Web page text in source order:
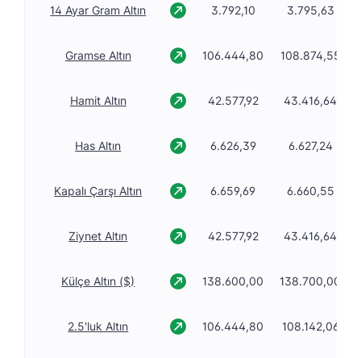
14 Ayar Gram Altın 3.792,10 3.795,63
Gramse Altın 106.444,80 108.874,55
Hamit Altın 42.577,92 43.416,64
Has Altın 6.626,39 6.627,24
Kapalı Çarşı Altın 6.659,69 6.660,55
Ziynet Altın 42.577,92 43.416,64
Külçe Altın ($) 138.600,00 138.700,00
2.5'luk Altın 106.444,80 108.142,06